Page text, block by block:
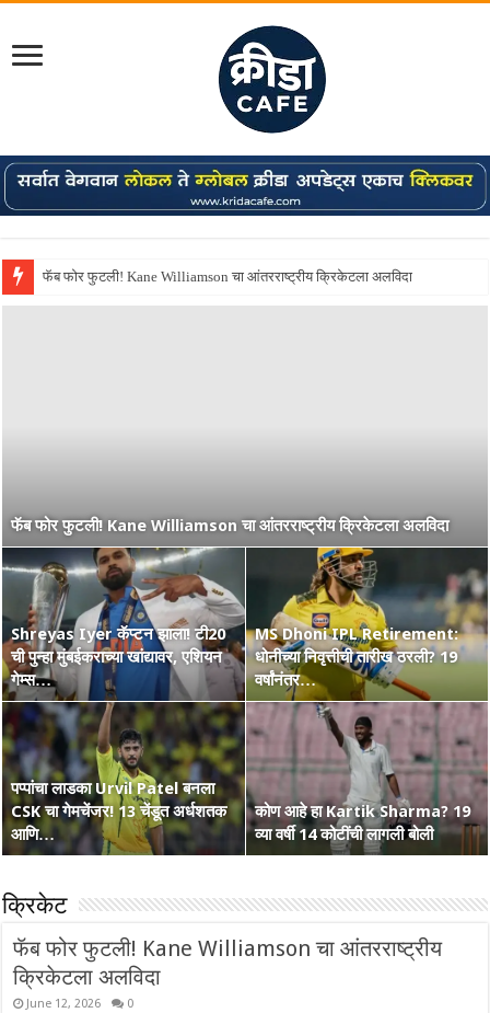
Shreyas Iyer कॅप्टन झाला! टी20 ची पुन्हा मुंबईकराच्या खांद्यावर, एशियन गेम्स…
फॅब फोर फुटली! Kane Williamson चा आंतरराष्ट्रीय क्रिकेटला अलविदा
Shreyas Iyer कॅप्टन झाला! टी20
ची पुन्हा मुंबईकराच्या खांद्यावर, एशियन
गेम्स…
MS Dhoni IPL Retirement:
धोनीच्या निवृत्तीची तारीख ठरली? 19
वर्षांनंतर…
पप्पांचा लाडका Urvil Patel बनला
CSK चा गेमचेंजर! 13 चेंडूत अर्धशतक
आणि…
कोण आहे हा Kartik Sharma? 19
व्या वर्षी 14 कोटींची लागली बोली
मेहनत आणि CSK चा विश्वास…
कोण हा Raghu Sharma? वय 33,
कृष्णभक्त, शेन वॉर्न आणि बरंच काही
वंडर बॉय Vaibhav Suryavanshi
चा आणखी एक शतकी धमाका! 36 चेंडूत
…
सरपंच श्रेयसच्या Punjab Kings चा
वर्ल्ड रेकॉर्ड! दिल्लीविरूद्ध चेस केले 264
Australia Retain The Ashes
2025-2026
क्रिकेट
फॅब फोर फुटली! Kane Williamson चा आंतरराष्ट्रीय
क्रिकेटला अलविदा
June 12, 2026 0